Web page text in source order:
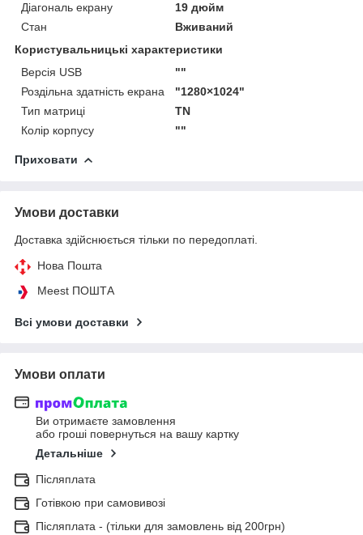
Діагональ екрану
19 дюйм
Стан
Вживаний
Користувальницькі характеристики
Версія USB
""
Роздільна здатність екрана
"1280×1024"
Тип матриці
TN
Колір корпусу
""
Приховати
Умови доставки
Доставка здійснюється тільки по передоплаті.
Нова Пошта
Meest ПОШТА
Всі умови доставки
Умови оплати
Ви отримаєте замовлення
або гроші повернуться на вашу картку
Детальніше
Післяплата
Готівкою при самовивозі
Післяплата - (тільки для замовлень від 200грн)